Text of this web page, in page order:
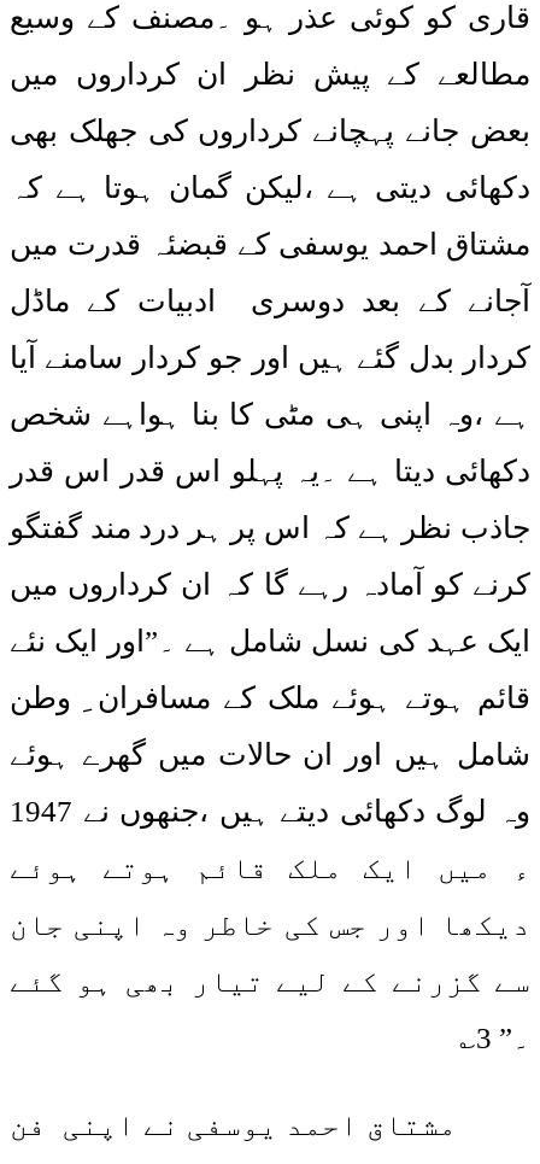
قاری کو کوئی عذر ہو ۔مصنف کے وسیع
مطالعے کے پیش نظر ان کرداروں میں
بعض جانے پہچانے کرداروں کی جھلک بھی
دکھائی دیتی ہے ،لیکن گمان ہوتا ہے کہ
مشتاق احمد یوسفی کے قبضئہ قدرت میں
آجانے کے بعد دوسری ادبیات کے ماڈل
کردار بدل گئے ہیں اور جو کردار سامنے آیا
ہے ،وہ اپنی ہی مٹی کا بنا ہواہے شخص
دکھائی دیتا ہے ۔یہ پہلو اس قدر اس قدر
جاذب نظر ہے کہ اس پر ہر درد مند گفتگو
کرنے کو آمادہ رہے گا کہ ان کرداروں میں
ایک عہد کی نسل شامل ہے ۔”اور ایک نئے
قائم ہوتے ہوئے ملک کے مسافران ِ وطن
شامل ہیں اور ان حالات میں گھرے ہوئے
وہ لوگ دکھائی دیتے ہیں ،جنھوں نے 1947
ء میں ایک ملک قائم ہوتے ہوئے
دیکھا اور جس کی خاطر وہ اپنی جان
سے گزرنے کے لیے تیار بھی ہو گئے
۔” 3؎
مشتاق احمد یوسفی نے اپنی فن